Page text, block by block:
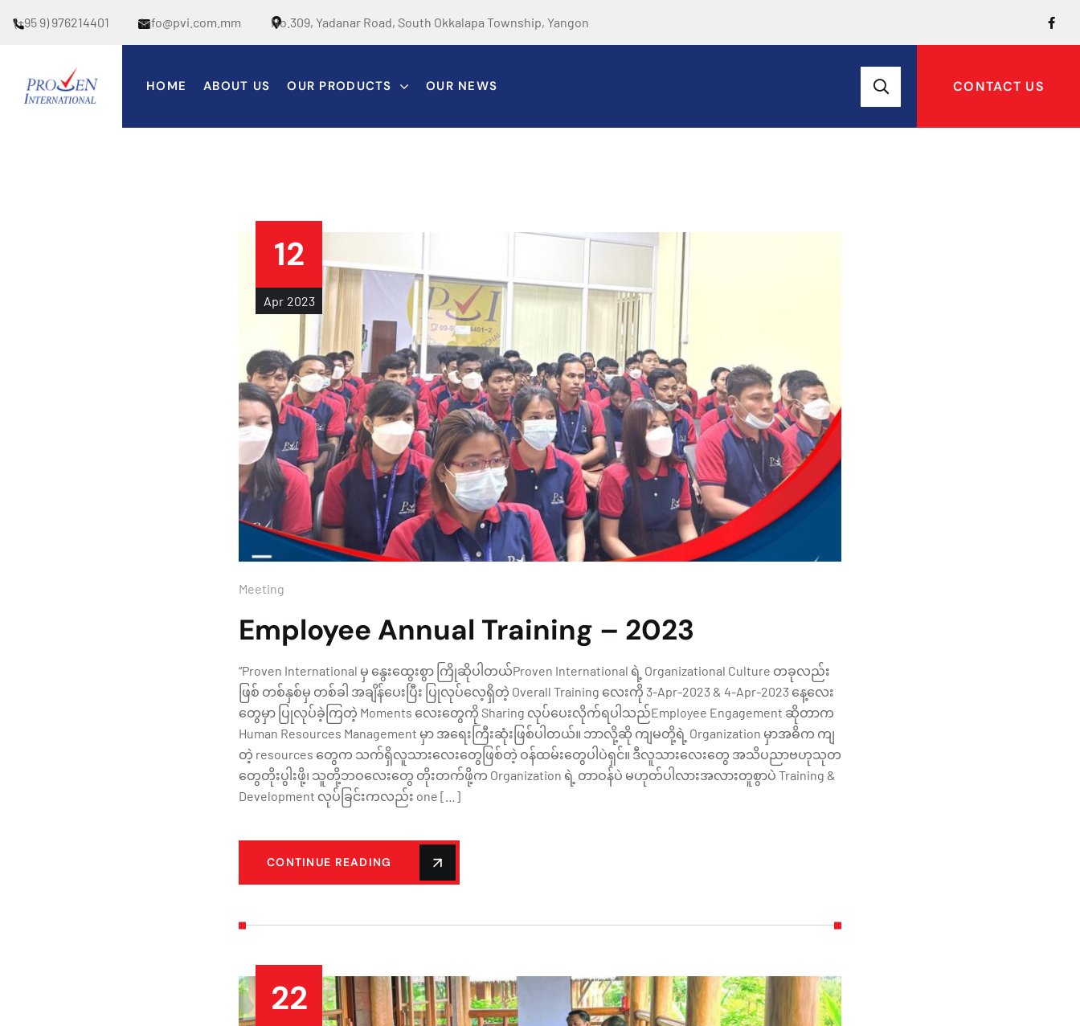
(+95 9) 976214401 info@pvi.com.mm No.309, Yadanar Road, South Okkalapa Township, Yangon
HOME ABOUT US OUR PRODUCTS OUR NEWS CONTACT US
12
Apr 2023
Meeting
Employee Annual Training – 2023
“Proven International မှ နွေးထွေးစွာ ကြိုဆိုပါတယ်Proven International ရဲ့ Organizational Culture တခုလည်း
ဖြစ် တစ်နှစ်မှ တစ်ခါ အချိန်ပေးပြီး ပြုလုပ်လေ့ရှိတဲ့ Overall Training လေးကို 3-Apr-2023 & 4-Apr-2023 နေ့လေး
တွေမှာ ပြုလုပ်ခဲ့ကြတဲ့ Moments လေးတွေကို Sharing လုပ်ပေးလိုက်ရပါသည်Employee Engagement ဆိုတာက
Human Resources Management မှာ အရေးကြီးဆုံးဖြစ်ပါတယ်။ ဘာလို့ဆို ကျမတို့ရဲ့ Organization မှာအဓိက ကျ
တဲ့ resources တွေက သက်ရှိလူသားလေးတွေဖြစ်တဲ့ ဝန်ထမ်းတွေပါပဲရှင်။ ဒီလူသားလေးတွေ အသိပညာဗဟုသုတ
တွေတိုးပွါးဖို့၊ သူတို့ဘဝလေးတွေ တိုးတက်ဖို့က Organization ရဲ့ တာဝန်ပဲ မဟုတ်ပါလားအလားတူစွာပဲ Training &
Development လုပ်ခြင်းကလည်း one […]
CONTINUE READING
22